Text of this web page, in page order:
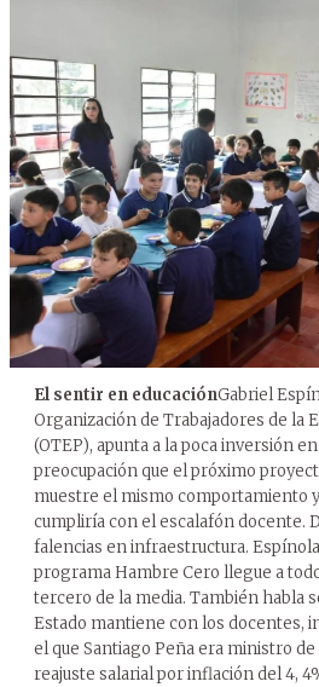
El sentir en educaciónGabriel
Organización de Trabajadores de la
(OTEP), apunta a la poca inversión
preocupación que el próximo
muestre el mismo comportamiento
cumpliría con el escalafón docente.
falencias en infraestructura.
programa Hambre Cero llegue a
tercero de la media. También habla
Estado mantiene con los docentes,
el que Santiago Peña era ministro
reajuste salarial por inflación del 4,